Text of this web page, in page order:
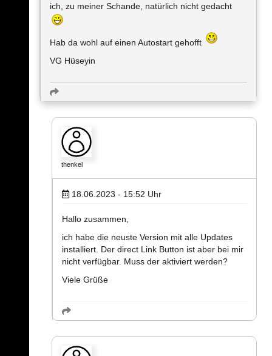
ich, zu meiner Schande, natürlich nicht gedacht
Hab da wohl auf einen Autostart gehofft
VG Hüseyin
thenkel
18.06.2023 - 15:52 Uhr
Hallo zusammen,
ich habe die neuste Version mit alle Updates
installiert. Der direct Link Button ist aber bei mir
nicht verfügbar. Muss der aktiviert werden?
Viele Grüße